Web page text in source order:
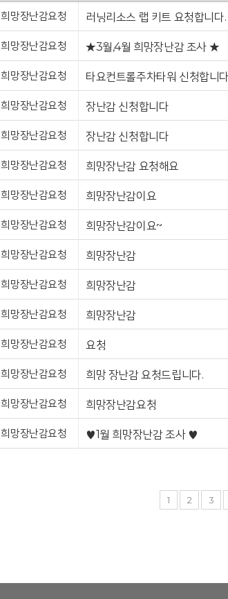
희망장난감요청 러닝리소스 랩 키트 요청합니다.
희망장난감요청 ★3월,4월 희망장난감 조사 ★
희망장난감요청 타요컨트롤주차타워 신청합니
희망장난감요청 장난감 신청합니다
희망장난감요청 장난감 신청합니다
희망장난감요청 희망장난감 요청해요
희망장난감요청 희망장난감이요
희망장난감요청 희망장난감이요~
희망장난감요청 희망장난감
희망장난감요청 희망장난감
희망장난감요청 희망장난감
희망장난감요청 요청
희망장난감요청 희망 장난감 요청드립니다.
희망장난감요청 희망장난감요청
희망장난감요청 ♥1월 희망장난감 조사 ♥
1 2 3